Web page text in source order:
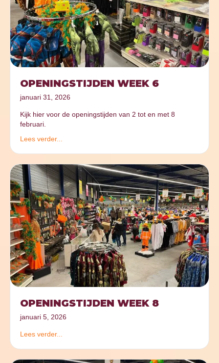
OPENINGSTIJDEN WEEK 6
januari 31, 2026
Kijk hier voor de openingstijden van 2 tot en met 8
februari.
Lees verder...
OPENINGSTIJDEN WEEK 8
januari 5, 2026
Lees verder...